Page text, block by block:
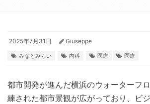
2025年7月31日 Giuseppe
みなとみらい 内科 医療 医療
都市開発が進んだ横浜のウォーターフ
練された都市景観が広がっており、ビ